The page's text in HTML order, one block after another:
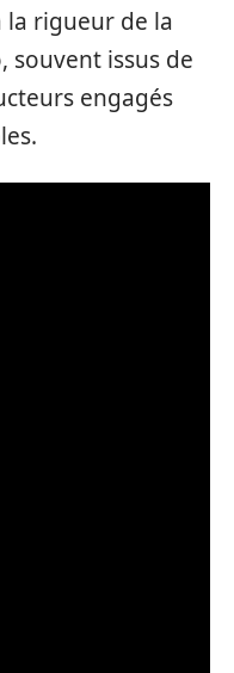
rigueur de la
souvent issus de
engagés